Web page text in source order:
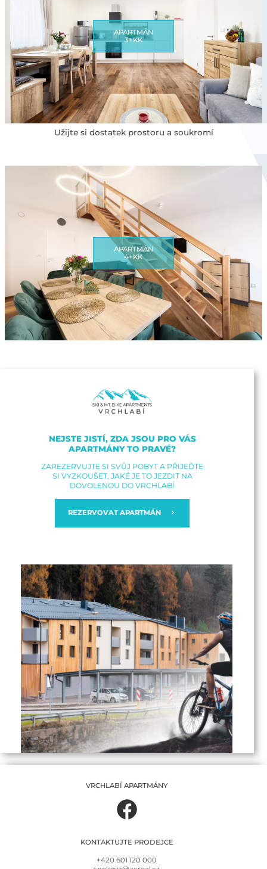
APARTMÁN
3+KK
Užijte si dostatek prostoru a soukromí
APARTMÁN
4+KK
NEJSTE JISTÍ, ZDA JSOU PRO VÁS
APARTMÁNY TO PRAVÉ?
ZAREZERVUJTE SI SVŮJ POBYT A PŘIJEĎTE
SI VYZKOUŠET, JAKÉ JE TO JEZDIT NA
DOVOLENOU DO VRCHLABÍ
REZERVOVAT APARTMÁN
VRCHLABÍ APARTMÁNY
KONTAKTUJTE PRODEJCE
+420 601 120 000